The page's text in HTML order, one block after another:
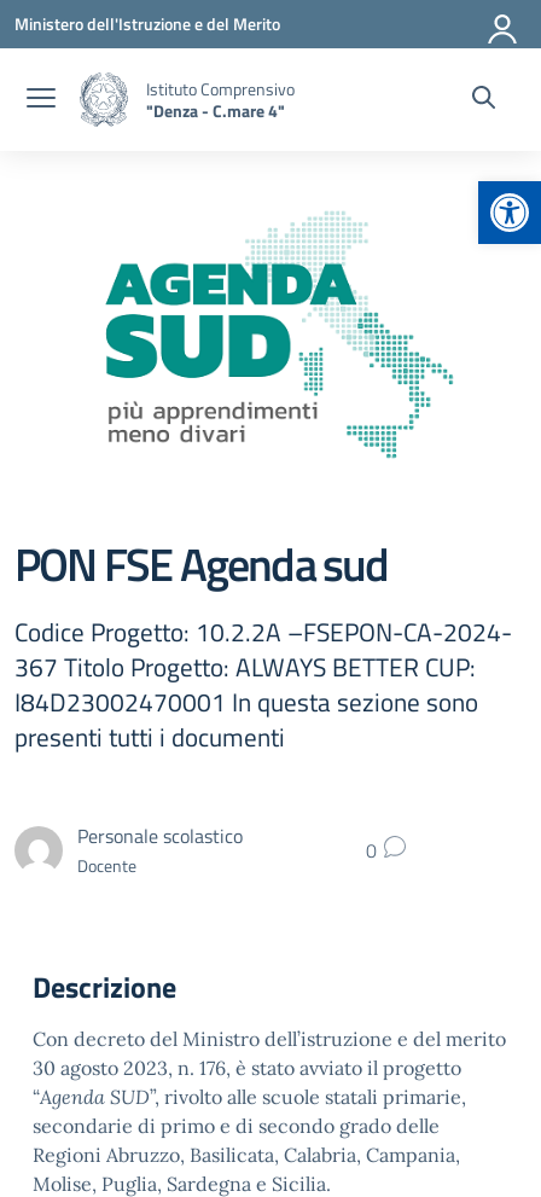
Vai ai contenuti
Vai al menu di navigazione
Vai al footer
Ministero dell'Istruzione e del Merito
Istituto Comprensivo
"Denza - C.mare 4"
PON FSE Agenda sud
Codice Progetto: 10.2.2A –FSEPON-CA-2024-
367 Titolo Progetto: ALWAYS BETTER CUP:
I84D23002470001 In questa sezione sono
presenti tutti i documenti
Personale scolastico
Docente 0
Descrizione
Con decreto del Ministro dell’istruzione e del merito
30 agosto 2023, n. 176, è stato avviato il progetto
“Agenda SUD”, rivolto alle scuole statali primarie,
secondarie di primo e di secondo grado delle
Regioni Abruzzo, Basilicata, Calabria, Campania,
Molise, Puglia, Sardegna e Sicilia.